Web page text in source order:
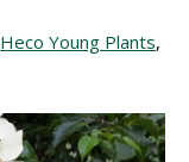
Heco Young Plants,